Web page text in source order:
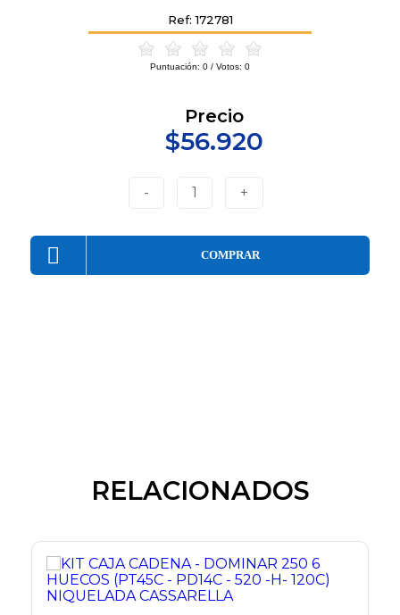
Ref: 172781
Puntuación: 0 / Votos: 0
Precio
$56.920
- 1 +
COMPRAR
RELACIONADOS